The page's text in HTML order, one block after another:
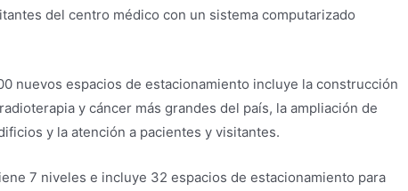
del centro médico con un sistema computarizado
nuevos espacios de estacionamiento incluye la construcción
y cáncer más grandes del país, la ampliación de
y la atención a pacientes y visitantes.
7 niveles e incluye 32 espacios de estacionamiento para